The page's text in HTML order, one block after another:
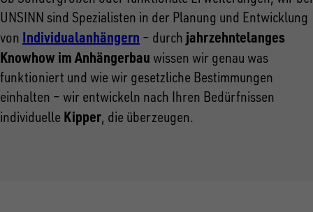
UNSINN sind Spezialisten in der Planung und Entwicklung
von Individualanhängern – durch jahrzehntelanges
Knowhow im Anhängerbau wissen wir genau was
funktioniert und wie wir gesetzliche Bestimmungen
einhalten – wir entwickeln nach Ihren Bedürfnissen
individuelle Kipper, die überzeugen.